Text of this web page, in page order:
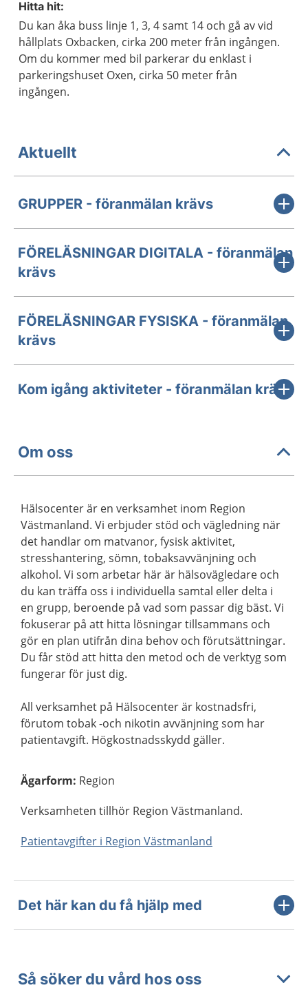
Hitta hit:
Du kan åka buss linje 1, 3, 4 samt 14 och gå av vid
hållplats Oxbacken, cirka 200 meter från ingången.
Om du kommer med bil parkerar du enklast i
parkeringshuset Oxen, cirka 50 meter från
ingången.
Aktuellt
GRUPPER - föranmälan krävs
FÖRELÄSNINGAR DIGITALA - föranmälan
krävs
FÖRELÄSNINGAR FYSISKA - föranmälan
krävs
Kom igång aktiviteter - föranmälan krävs
Om oss
Hälsocenter är en verksamhet inom Region
Västmanland. Vi erbjuder stöd och vägledning när
det handlar om matvanor, fysisk aktivitet,
stresshantering, sömn, tobaksavvänjning och
alkohol. Vi som arbetar här är hälsovägledare och
du kan träffa oss i individuella samtal eller delta i
en grupp, beroende på vad som passar dig bäst. Vi
fokuserar på att hitta lösningar tillsammans och
gör en plan utifrån dina behov och förutsättningar.
Du får stöd att hitta den metod och de verktyg som
fungerar för just dig.
All verksamhet på Hälsocenter är kostnadsfri,
förutom tobak -och nikotin avvänjning som har
patientavgift. Högkostnadsskydd gäller.
Ägarform: Region
Verksamheten tillhör Region Västmanland.
Patientavgifter i Region Västmanland
Det här kan du få hjälp med
Så söker du vård hos oss